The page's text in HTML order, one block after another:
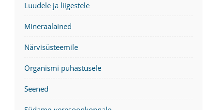
Luudele ja liigestele
Mineraalained
Närvisüsteemile
Organismi puhastusele
Seened